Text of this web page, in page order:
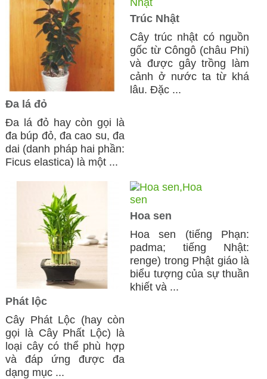
Đa lá đỏ
Đa lá đỏ hay còn gọi là
đa búp đỏ, đa cao su, đa
dai (danh pháp hai phần:
Ficus elastica) là một ...
Trúc Nhật
Cây trúc nhật có nguồn
gốc từ Côngô (châu Phi)
và được gây trồng làm
cảnh ở nước ta từ khá
lâu. Đặc ...
Phát lộc
Cây Phát Lộc (hay còn
gọi là Cây Phất Lộc) là
loại cây có thể phù hợp
và đáp ứng được đa
dạng mục ...
Hoa sen
Hoa sen (tiếng Phạn:
padma; tiếng Nhật:
renge) trong Phật giáo là
biểu tượng của sự thuần
khiết và ...